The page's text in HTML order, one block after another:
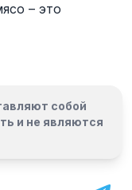
– это
собой
и не являются